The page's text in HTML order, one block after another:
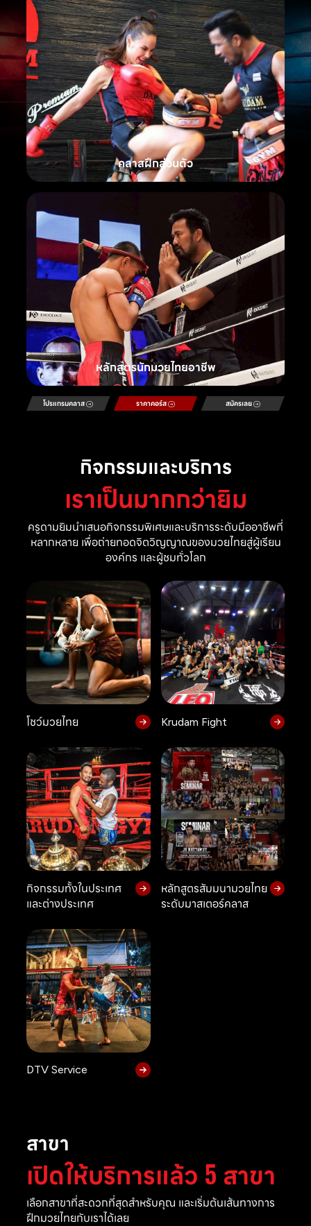
คลาสฝึกส่วนตัว
หลักสูตรนักมวยไทยอาชีพ
โปรแกรมคลาส ราคาคอร์ส สมัครเลย
กิจกรรมและบริการ
เราเป็นมากกว่ายิม
ครูดามยิมนำเสนอกิจกรรมพิเศษและบริการระดับมืออาชีพที่
หลากหลาย เพื่อถ่ายทอดจิตวิญญาณของมวยไทยสู่ผู้เรียน
องค์กร และผู้ชมทั่วโลก
โชว์มวยไทย Krudam Fight
กิจกรรมทั้งในประเทศ
และต่างประเทศ
หลักสูตรสัมมนามวยไทย
ระดับมาสเตอร์คลาส
DTV Service
สาขา
เปิดให้บริการแล้ว 5 สาขา
เลือกสาขาที่สะดวกที่สุดสำหรับคุณ และเริ่มต้นเส้นทางการ
ฝึกมวยไทยกับเราได้เลย